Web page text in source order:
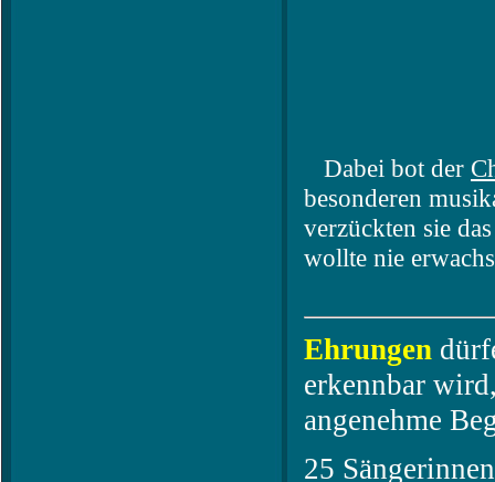
Dabei bot der
besonderen
verzückten sie
wollte nie
Ehrungen
erkennbar
angenehme
25